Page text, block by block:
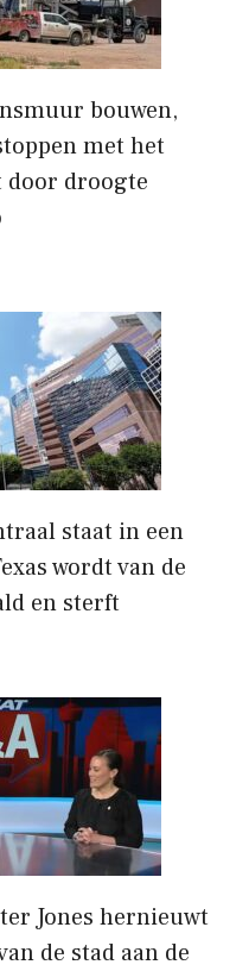
bouwen,
met het
door droogte
staat in een
wordt van de
en sterft
Jones hernieuwt
de stad aan de